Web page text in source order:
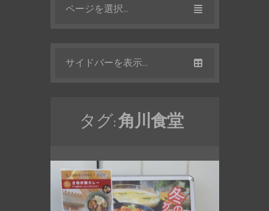
ページを選択...
サイドバーを表示...
タグ:角川食堂